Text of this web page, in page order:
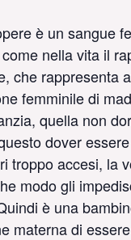
è un sangue
nella vita il
che
femminile di
quella non
dover
troppo accesi,
modo gli
è una
materna di